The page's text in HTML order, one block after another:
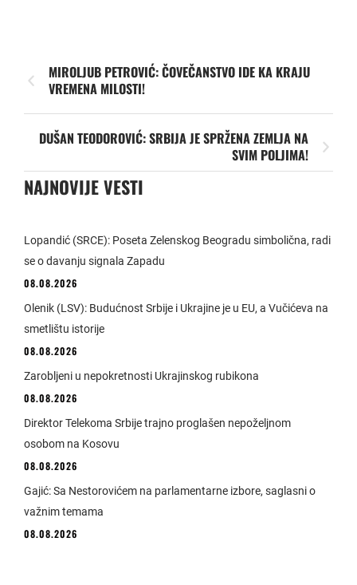
MIROLJUB PETROVIĆ: ČOVEČANSTVO IDE KA KRAJU
VREMENA MILOSTI!
DUŠAN TEODOROVIĆ: SRBIJA JE SPRŽENA ZEMLJA NA
SVIM POLJIMA!
NAJNOVIJE VESTI
Lopandić (SRCE): Poseta Zelenskog Beogradu simbolična, radi
se o davanju signala Zapadu
08.08.2026
Olenik (LSV): Budućnost Srbije i Ukrajine je u EU, a Vučićeva na
smetlištu istorije
08.08.2026
Zarobljeni u nepokretnosti Ukrajinskog rubikona
08.08.2026
Direktor Telekoma Srbije trajno proglašen nepoželjnom
osobom na Kosovu
08.08.2026
Gajić: Sa Nestorovićem na parlamentarne izbore, saglasni o
važnim temama
08.08.2026